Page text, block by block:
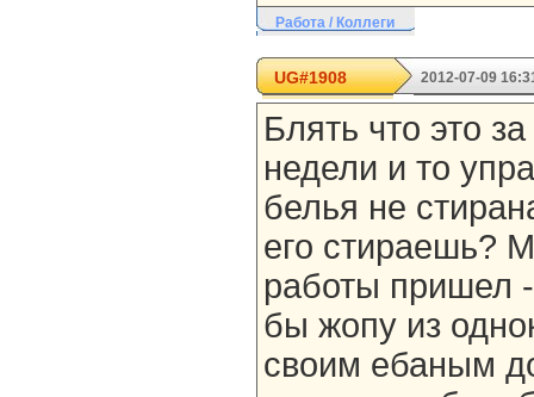
Работа / Коллеги
UG#1908 2012-07-09
Блять что это
недели и то
белья не
его стираешь?
работы пришел
бы жопу из
своим ебаным